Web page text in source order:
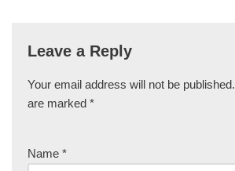
Leave a Reply
Your email address will not be published.
are marked *
Name *